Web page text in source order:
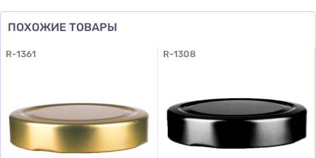
ПОХОЖИЕ ТОВАРЫ
R-1361 R-1308